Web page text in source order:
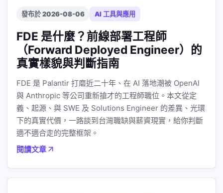
發布於 2026-08-06 AI 工具與應用
FDE 是什麼？前線部署工程師
（Forward Deployed Engineer）的
真實樣貌與判斷指南
FDE 是 Palantir 打磨近二十年、在 AI 落地潮被 OpenAI
與 Anthropic 等公司重新搶才的工程師職位。本文從定
義、起源、與 SWE 及 Solutions Engineer 的差異、光環
下的真實代價，一路談到台灣職缺與薪資現實，給你判斷
適不適合走的完整框架。
閱讀文章